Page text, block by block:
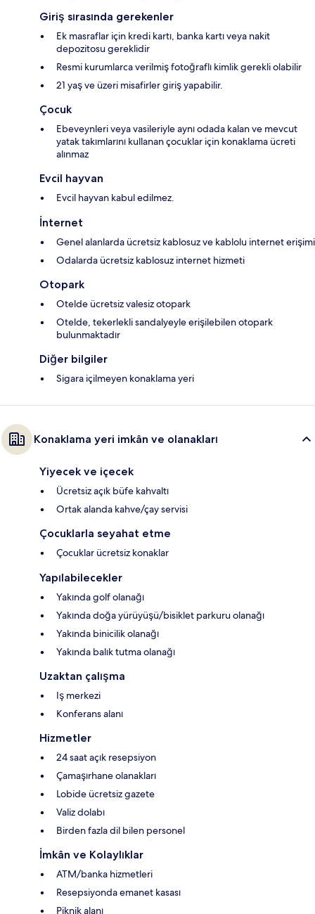
Giriş sırasında gerekenler
Ek masraflar için kredi kartı, banka kartı veya nakit
depozitosu gereklidir
Resmi kurumlarca verilmiş fotoğraflı kimlik gerekli olabilir
21 yaş ve üzeri misafirler giriş yapabilir.
Çocuk
Ebeveynleri veya vasileriyle aynı odada kalan ve mevcut
yatak takımlarını kullanan çocuklar için konaklama ücreti
alınmaz
Evcil hayvan
Evcil hayvan kabul edilmez.
İnternet
Genel alanlarda ücretsiz kablosuz ve kablolu internet erişimi
Odalarda ücretsiz kablosuz internet hizmeti
Otopark
Otelde ücretsiz valesiz otopark
Otelde, tekerlekli sandalyeyle erişilebilen otopark
bulunmaktadır
Diğer bilgiler
Sigara içilmeyen konaklama yeri
Konaklama yeri imkân ve olanakları
Yiyecek ve içecek
Ücretsiz açık büfe kahvaltı
Ortak alanda kahve/çay servisi
Çocuklarla seyahat etme
Çocuklar ücretsiz konaklar
Yapılabilecekler
Yakında golf olanağı
Yakında doğa yürüyüşü/bisiklet parkuru olanağı
Yakında binicilik olanağı
Yakında balık tutma olanağı
Uzaktan çalışma
Iş merkezi
Konferans alanı
Hizmetler
24 saat açık resepsiyon
Çamaşırhane olanakları
Lobide ücretsiz gazete
Valiz dolabı
Birden fazla dil bilen personel
İmkân ve Kolaylıklar
ATM/banka hizmetleri
Resepsiyonda emanet kasası
Piknik alanı